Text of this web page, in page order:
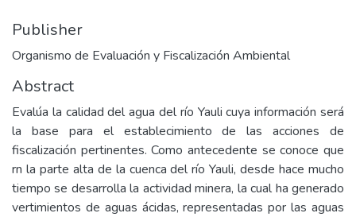
Publisher
Organismo de Evaluación y Fiscalización Ambiental
Abstract
Evalúa la calidad del agua del río Yauli cuya información será
la base para el establecimiento de las acciones de
fiscalización pertinentes. Como antecedente se conoce que
rn la parte alta de la cuenca del río Yauli, desde hace mucho
tiempo se desarrolla la actividad minera, la cual ha generado
vertimientos de aguas ácidas, representadas por las aguas